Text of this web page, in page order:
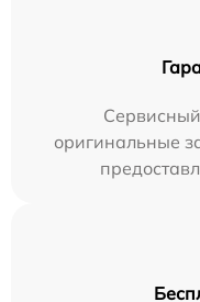
оригинальные